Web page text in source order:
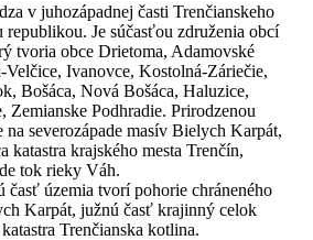
v juhozápadnej časti Trenčianskeho
republikou. Je súčasťou združenia obcí
tvoria obce Drietoma, Adamovské
Ivanovce, Kostolná-Záriečie,
Bošáca, Nová Bošáca, Haluzice,
Zemianske Podhradie. Prirodzenou
severozápade masív Bielych Karpát,
katastra krajského mesta Trenčín,
tok rieky Váh.
časť územia tvorí pohorie chráneného
Karpát, južnú časť krajinný celok
Trenčianska kotlina.